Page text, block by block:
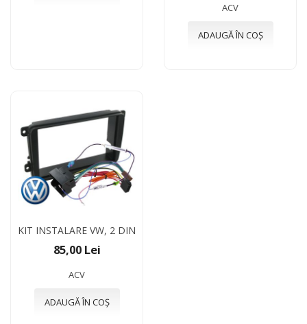
ACV
ADAUGĂ ÎN COȘ
KIT INSTALARE VW, 2 DIN
85,00 Lei
ACV
ADAUGĂ ÎN COȘ